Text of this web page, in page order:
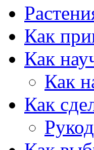
Как
Как
Как
Как